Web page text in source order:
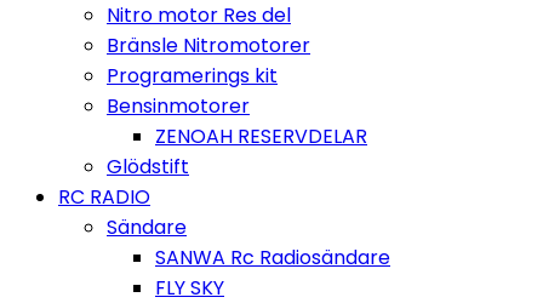
Nitro motor Res del
Bränsle Nitromotorer
Programerings kit
Bensinmotorer
ZENOAH RESERVDELAR
Glödstift
RC RADIO
Sändare
SANWA Rc Radiosändare
FLY SKY